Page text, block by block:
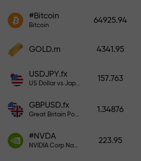
bono mil veces mayor que su
depósito, mayor será el
#Bitcoin
Bitcoin
64925.94
GOLD.m 4341.95
USDJPY.fx
US Dollar vs Japanese Yen
157.763
GBPUSD.fx
Great Britain Pound vs US Dollar
1.34876
#NVDA
NVIDIA Corp Nasdaq Stock Exchange (Nasdaq) USD
223.95